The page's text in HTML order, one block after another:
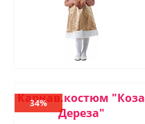
Карнав.костюм "Коза
Дереза"
34%